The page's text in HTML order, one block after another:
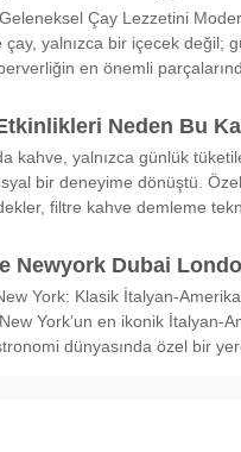
Çay Lezzetini
çay, yalnızca bir içecek değil;
en önemli
Neden Bu
kahve, yalnızca günlük
bir deneyime dönüştü.
filtre kahve demleme
Newyork Dubai
York: Klasik İtalyan-
York’un en ikonik İtalyan-
dünyasında özel bir